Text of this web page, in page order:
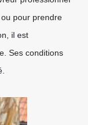
pour prendre
il est
Ses conditions